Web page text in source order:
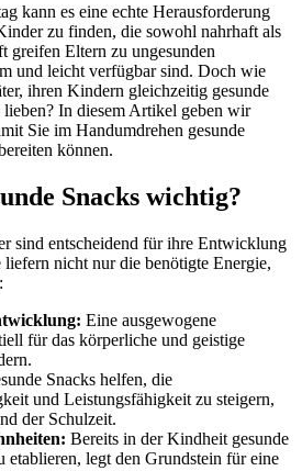
kann es eine echte Herausforderung
zu finden, die sowohl nahrhaft als
greifen Eltern zu ungesunden
und leicht verfügbar sind. Doch wie
ihren Kindern gleichzeitig gesunde
lieben? In diesem Artikel geben wir
Sie im Handumdrehen gesunde
können.
Snacks wichtig?
sind entscheidend für ihre Entwicklung
nicht nur die benötigte Energie,
Eine ausgewogene
für das körperliche und geistige
Snacks helfen, die
und Leistungsfähigkeit zu steigern,
der Schulzeit.
Bereits in der Kindheit gesunde
etablieren, legt den Grundstein für eine